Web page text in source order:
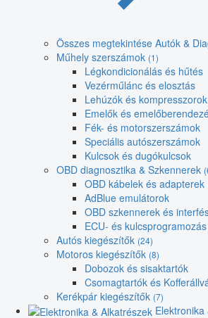
Összes megtekintése Autók &
Műhely szerszámok (1)
Légkondicionálás és hűtés
Vezérműlánc és elosztás
Lehúzók és kompresszorok
Emelők és
Fék- és motorszerszámok
Speciális autószerszámok
Kulcsok és dugókulcsok
OBD diagnosztika & Szkennerek
OBD kábelek és adapterek
AdBlue emulátorok
OBD szkennerek és
ECU- és kulcsprogramozás
Autós kiegészítők (24)
Motoros kiegészítők (8)
Dobozok és sisaktartók
Csomagtartók és
Kerékpár kiegészítők (7)